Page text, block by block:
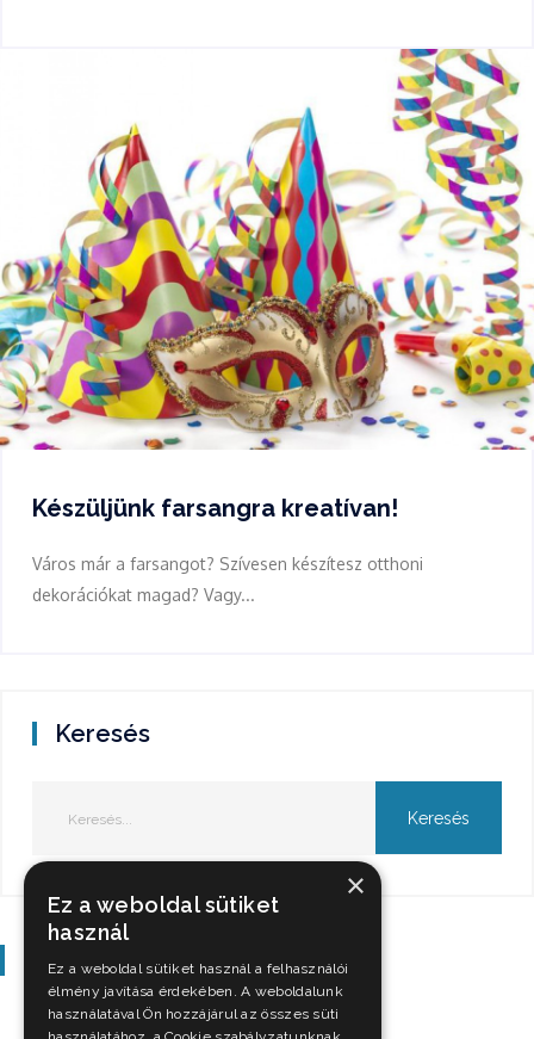
Készüljünk farsangra kreatívan!
Város már a farsangot? Szívesen készítesz otthoni
dekorációkat magad? Vagy...
Keresés
Szavazás
×
Ez a weboldal sütiket
használ
Ez a weboldal sütiket használ a felhasználói
élmény javítása érdekében. A weboldalunk
használatával Ön hozzájárul az összes süti